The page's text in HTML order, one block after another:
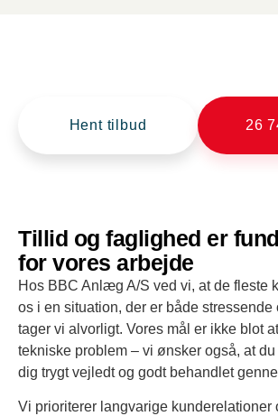
Hent tilbud 26
Tillid og faglighed er
for vores arbejde
Hos BBC Anlæg A/S ved vi, at de fleste
os i en situation, der er både
tager vi alvorligt. Vores mål er ikke blot
tekniske problem – vi ønsker også, at
dig trygt vejledt og godt behandlet
Vi prioriterer langvarige kunderelationer